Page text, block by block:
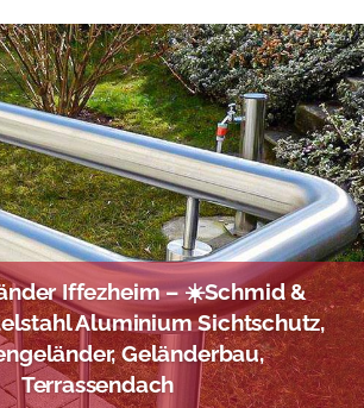
Iffezheim – ☀️Schmid &
Aluminium Sichtschutz,
Geländerbau,
Terrassendach